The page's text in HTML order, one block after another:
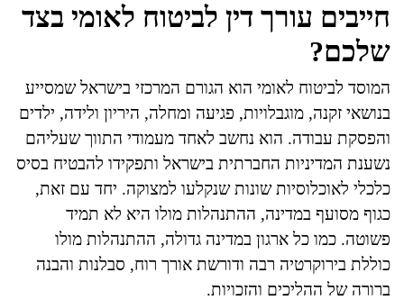
חייבים עורך דין לביטוח לאומי בצד
שלכם?
המוסד לביטוח לאומי הוא הגורם המרכזי בישראל שמסייע
בנושאי זקנה, מוגבלויות, פגיעה ומחלה, היריון ולידה, ילדים
והפסקת עבודה. הוא נחשב לאחד מעמודי התווך שעליהם
נשענת המדיניות החברתית בישראל ותפקידו להבטיח בסיס
כלכלי לאוכלוסיות שונות שנקלעו למצוקה. יחד עם זאת,
כגוף מסועף במדינה, ההתנהלות מולו היא לא תמיד
פשוטה. כמו כל ארגון במדינה גדולה, ההתנהלות מולו
כוללת בירוקרטיה רבה ודורשת אורך רוח, סבלנות והבנה
ברורה של ההליכים והזכויות.